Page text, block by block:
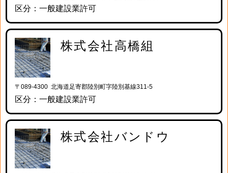
区分：一般建設業許可
株式会社高橋組
〒089-4300 北海道足寄郡陸別町字陸別基線311-5
区分：一般建設業許可
株式会社バンドウ